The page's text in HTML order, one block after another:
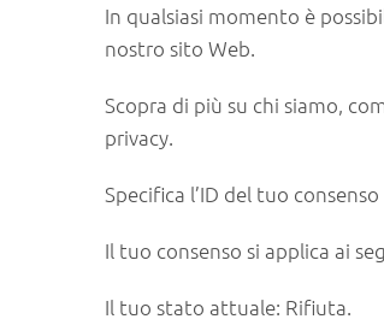
In qualsiasi momento è
nostro sito Web.
Scopra di più su chi siamo,
privacy.
Specifica l’ID del tuo
Il tuo consenso si applica ai
Il tuo stato attuale: Rifiuta.